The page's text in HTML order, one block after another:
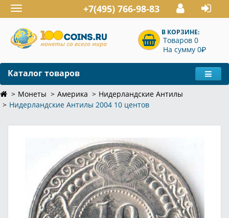
Toggle
navigation
+7(495) 766-98-83
В КОРЗИНЕ:
Товаров 0
На сумму 0P
Каталог товаров
Монеты Америка
Нидерландские Антилы
Нидерландские Антилы 2004 10 центов